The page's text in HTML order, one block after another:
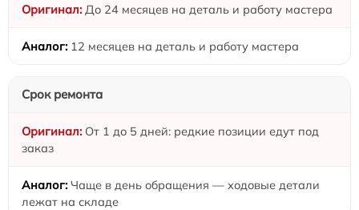
До 24 месяцев на деталь и работу мастера
12 месяцев на деталь и работу мастера
Срок ремонта
От 1 до 5 дней: редкие позиции едут под
заказ
Чаще в день обращения — ходовые детали
лежат на складе